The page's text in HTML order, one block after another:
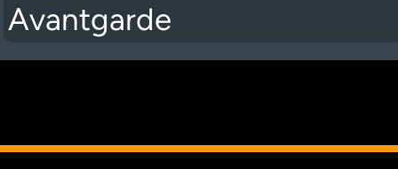
Avantgarde